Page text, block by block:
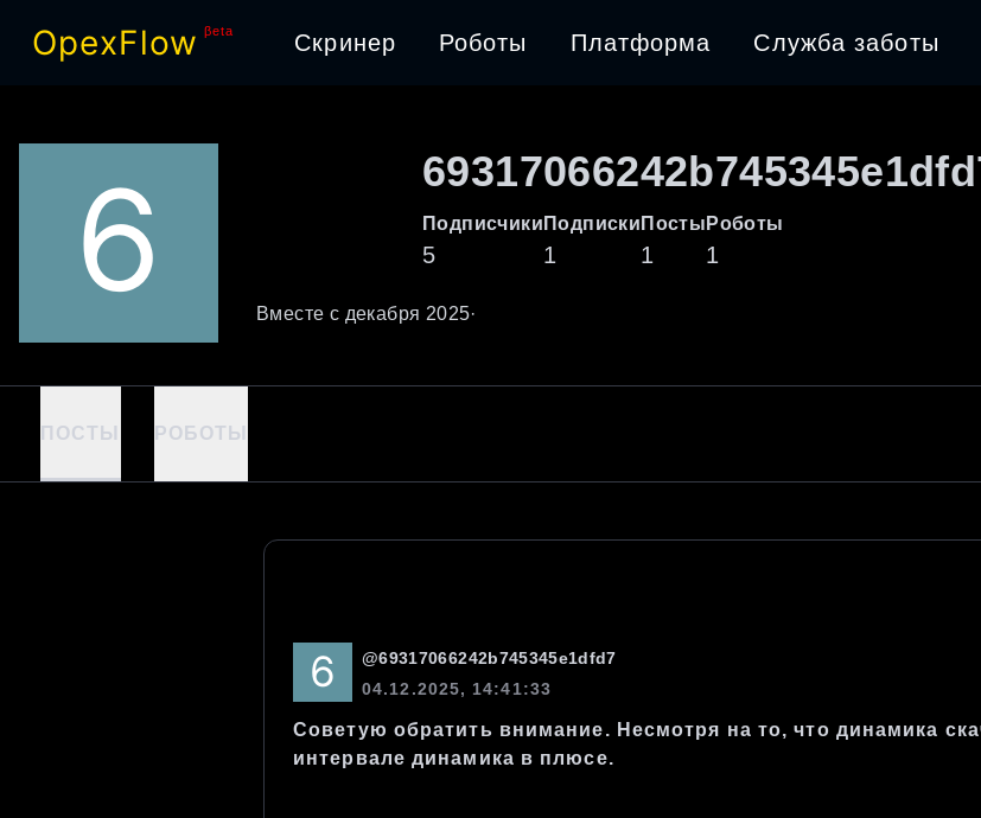
OpexFlow βeta Скринер Роботы Платформа Служба заботы
Подписчики
5
Подписки
1
Посты
1
Роботы
1
Вместе с декабря 2025·
ПОСТЫ РОБОТЫ
@69317066242b745345e1dfd7
04.12.2025, 14:41:33
Советую обратить внимание. Несмотря на то, что динамика
интервале динамика в плюсе.